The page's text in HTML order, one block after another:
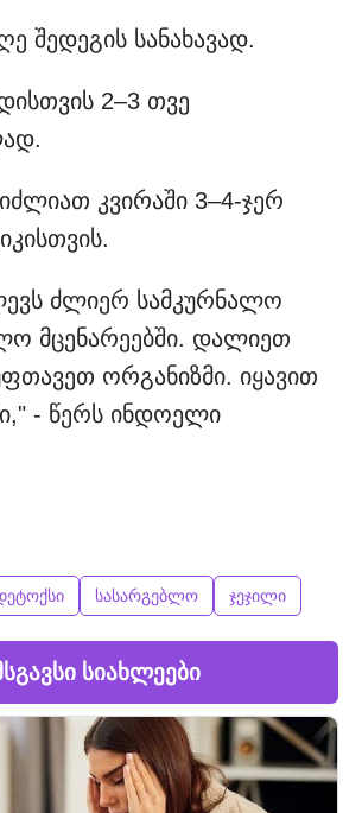
შედეგის სანახავად.
2–3 თვე
კვირაში 3–4-ჯერ
ძლიერ სამკურნალო
მცენარეებში. დალიეთ
ორგანიზმი. იყავით
- წერს ინდოელი
სასარგებლო ჯეჯილი
სიახლეები